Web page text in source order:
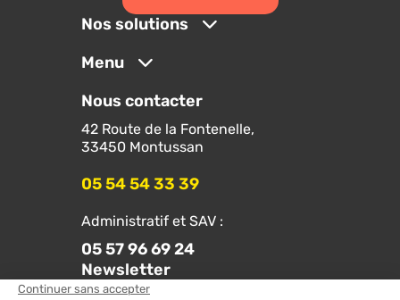
Nos solutions
Menu
Nous contacter
42 Route de la Fontenelle,
33450 Montussan
05 54 54 33 39
Administratif et SAV :
05 57 96 69 24
Newsletter